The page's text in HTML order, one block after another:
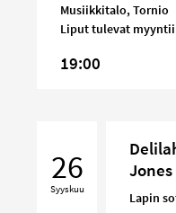
Musiikkitalo, Tornio
Liput tulevat
19:00
The
Music
26
Syyskuu
Jones
Lapin